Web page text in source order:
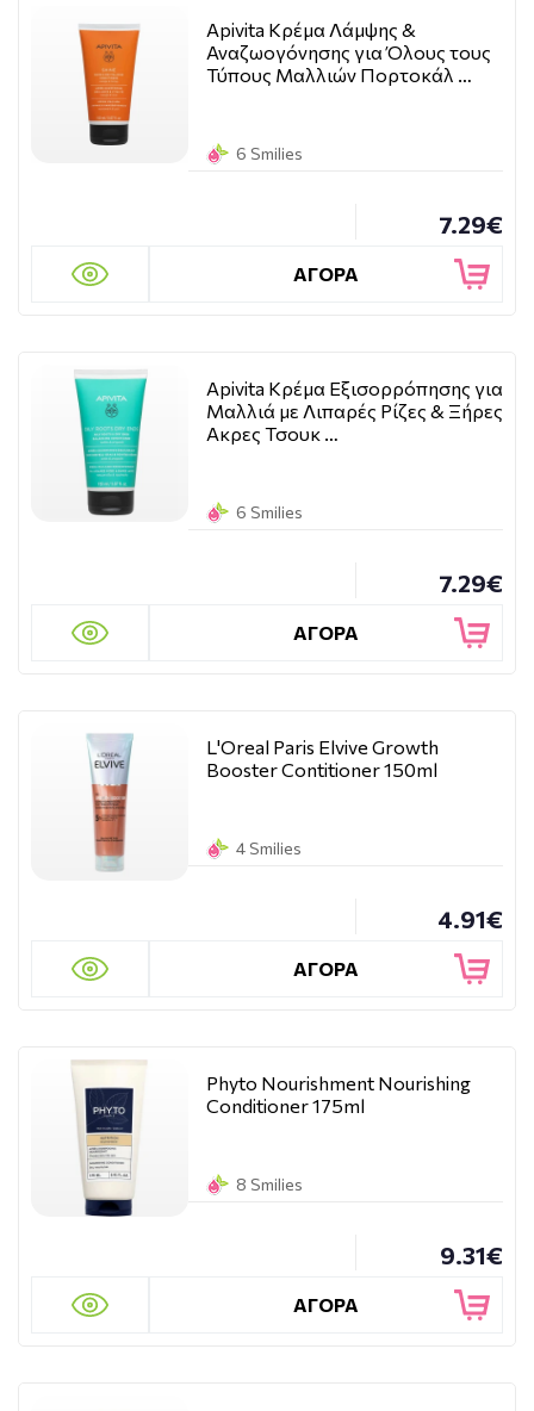
Apivita Κρέμα Λάμψης &
Αναζωογόνησης για Όλους τους
Τύπους Μαλλιών Πορτοκάλ …
6 Smilies
7.29€
ΑΓΟΡΑ
Apivita Κρέμα Εξισορρόπησης για
Μαλλιά με Λιπαρές Ρίζες & Ξήρες
Ακρες Τσουκ …
6 Smilies
7.29€
ΑΓΟΡΑ
L'Oreal Paris Elvive Growth
Booster Contitioner 150ml
4 Smilies
4.91€
ΑΓΟΡΑ
Phyto Nourishment Nourishing
Conditioner 175ml
8 Smilies
9.31€
ΑΓΟΡΑ